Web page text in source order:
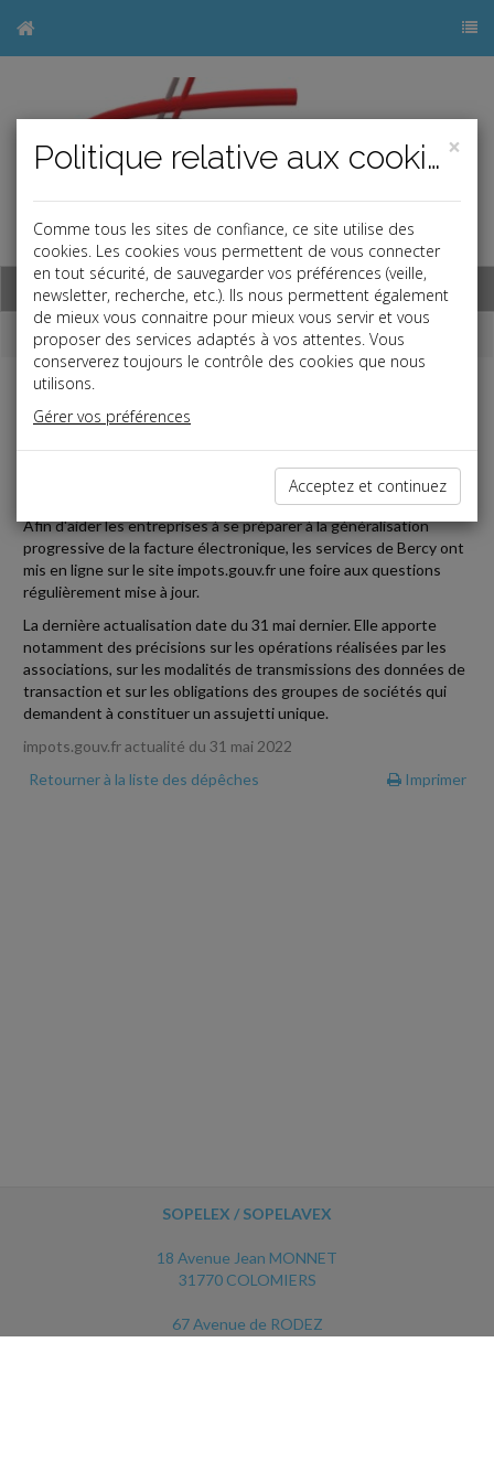
Base documentaire
Dépêches
Fiscal TPE
Afin d'aider les entreprises à se préparer à la généralisation
progressive de la facture électronique, les services de Bercy ont
mis en ligne sur le site impots.gouv.fr une foire aux questions
régulièrement mise à jour.
La dernière actualisation date du 31 mai dernier. Elle apporte
notamment des précisions sur les opérations réalisées par les
associations, sur les modalités de transmissions des données de
transaction et sur les obligations des groupes de sociétés qui
demandent à constituer un assujetti unique.
impots.gouv.fr actualité du 31 mai 2022
Retourner à la liste des dépêches
Imprimer
SOPELEX / SOPELAVEX
18 Avenue Jean MONNET
31770 COLOMIERS
67 Avenue de RODEZ
×
Politique relative aux cookies
Comme tous les sites de confiance, ce site utilise des
cookies. Les cookies vous permettent de vous connecter
en tout sécurité, de sauvegarder vos préférences (veille,
newsletter, recherche, etc.). Ils nous permettent également
de mieux vous connaitre pour mieux vous servir et vous
proposer des services adaptés à vos attentes. Vous
conserverez toujours le contrôle des cookies que nous
utilisons.
Gérer vos préférences
Acceptez et continuez